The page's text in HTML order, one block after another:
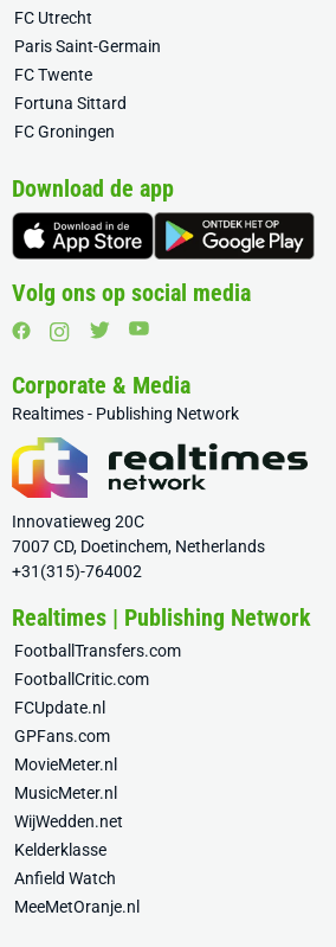
FC Utrecht
Paris Saint-Germain
FC Twente
Fortuna Sittard
FC Groningen
Download de app
Volg ons op social media
Corporate & Media
Realtimes - Publishing Network
Innovatieweg 20C
7007 CD, Doetinchem, Netherlands
+31(315)-764002
Realtimes | Publishing Network
FootballTransfers.com
FootballCritic.com
FCUpdate.nl
GPFans.com
MovieMeter.nl
MusicMeter.nl
WijWedden.net
Kelderklasse
Anfield Watch
MeeMetOranje.nl